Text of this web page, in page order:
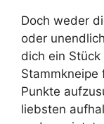
Doch weder
oder
dich ein
Stammkneipe
Punkte
liebsten